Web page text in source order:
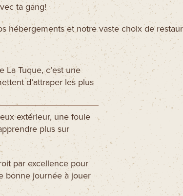
ta gang!
hébergements et notre vaste choix de
La Tuque, c’est une
d’attraper les plus
extérieur, une foule
plus sur
par excellence pour
bonne journée à jouer